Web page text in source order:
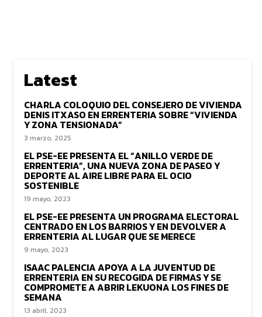
Latest
CHARLA COLOQUIO DEL CONSEJERO DE VIVIENDA
DENIS ITXASO EN ERRENTERIA SOBRE “VIVIENDA
Y ZONA TENSIONADA”
3 marzo, 2025
EL PSE-EE PRESENTA EL “ANILLO VERDE DE
ERRENTERIA”, UNA NUEVA ZONA DE PASEO Y
DEPORTE AL AIRE LIBRE PARA EL OCIO
SOSTENIBLE
19 mayo, 2023
EL PSE-EE PRESENTA UN PROGRAMA ELECTORAL
CENTRADO EN LOS BARRIOS Y EN DEVOLVER A
ERRENTERIA AL LUGAR QUE SE MERECE
9 mayo, 2023
ISAAC PALENCIA APOYA A LA JUVENTUD DE
ERRENTERIA EN SU RECOGIDA DE FIRMAS Y SE
COMPROMETE A ABRIR LEKUONA LOS FINES DE
SEMANA
13 abril, 2023